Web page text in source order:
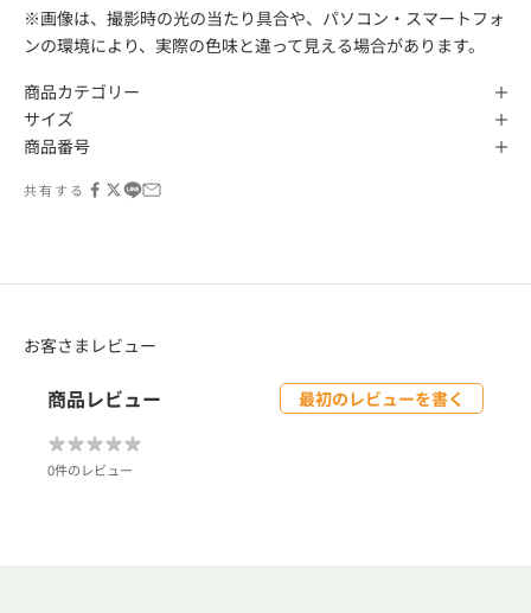
※画像は、撮影時の光の当たり具合や、パソコン・スマートフォ
ンの環境により、実際の色味と違って見える場合があります。
商品カテゴリー
サイズ
商品番号
共有する
お客さまレビュー
商品レビュー 最初のレビューを書く
★★★★★
★★★★★
0件のレビュー